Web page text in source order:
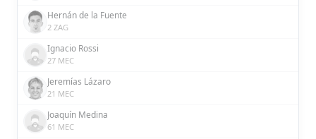
Hernán de la Fuente
2 ZAG
Ignacio Rossi
27 MEC
Jeremías Lázaro
21 MEC
Joaquín Medina
61 MEC